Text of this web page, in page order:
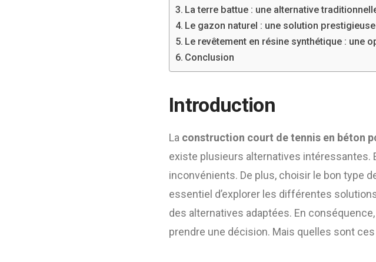
La terre battue : une alternative
Le gazon naturel : une solution prestigieuse
Le revêtement en résine synthétique : une
Conclusion
Introduction
La construction court de tennis en béton
existe plusieurs alternatives intéressantes.
inconvénients. De plus, choisir le bon type
essentiel d’explorer les différentes
des alternatives adaptées. En
prendre une décision. Mais quelles sont